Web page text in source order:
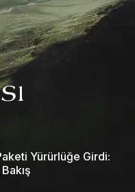
Yürürlüğe Girdi: